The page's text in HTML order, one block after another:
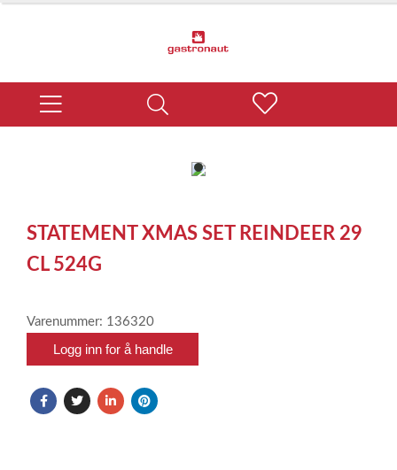
item
of
1
STATEMENT XMAS SET REINDEER 29
CL 524G
Varenummer: 136320
Logg inn for å handle